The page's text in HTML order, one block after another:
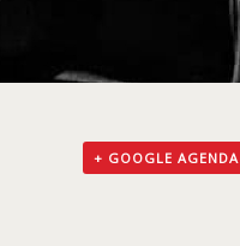
+ GOOGLE AGENDA